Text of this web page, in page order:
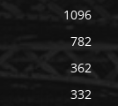
1096
782
362
332